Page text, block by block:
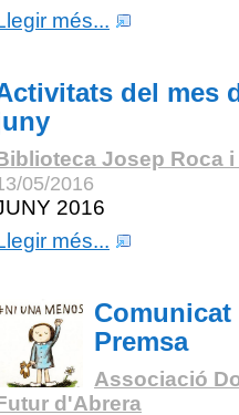
més...
del mes
Josep Roca
05/2016
2016
més...
Comunicat
Premsa
Associació
d'Abrera